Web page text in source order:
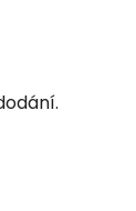
5 z 5
5 z 5